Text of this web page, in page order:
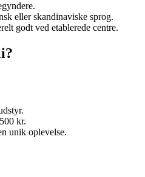
eller skandinaviske sprog.
godt ved etablerede centre.
kr.
unik oplevelse.